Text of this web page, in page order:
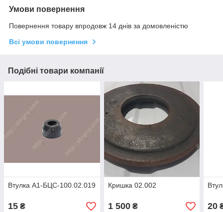
Умови повернення
Повернення товару впродовж 14 днів за домовленістю
Всі умови повернення
Подібні товари компанії
Втулка А1-БЦС-100.02.019
15 ₴
Кришка 02.002
1 500₴ 20